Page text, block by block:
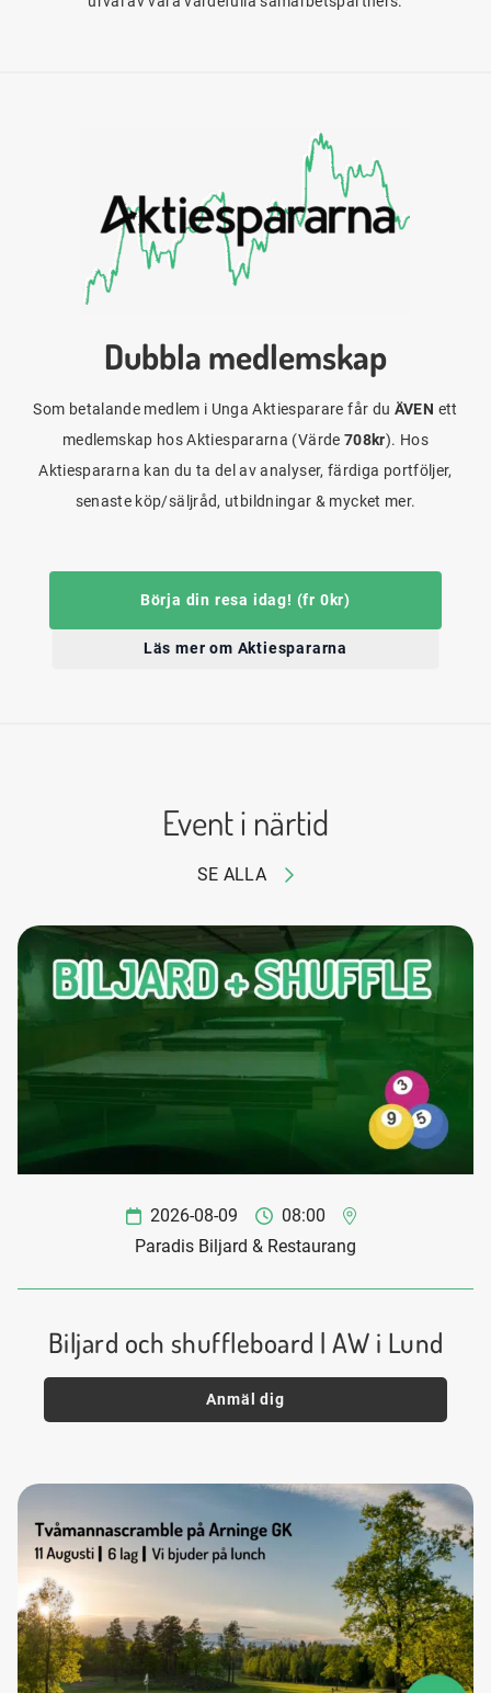
Dubbla medlemskap
Som betalande medlem i Unga Aktiesparare får du ÄVEN ett
medlemskap hos Aktiespararna (Värde 708kr). Hos
Aktiespararna kan du ta del av analyser, färdiga portföljer,
senaste köp/säljråd, utbildningar & mycket mer.
Börja din resa idag! (fr 0kr)
Läs mer om Aktiespararna
Event i närtid
SE ALLA
2026-08-09
08:00
Paradis Biljard & Restaurang
Biljard och shuffleboard | AW i Lund
Anmäl dig